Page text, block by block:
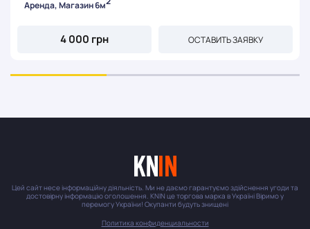
Аренда, Магазин 6м
4 000 грн ОСТАВИТЬ ЗАЯВКУ
Цей сайт несе інформаційну діяльність. Ми не даємо гарантуємо здійснення угоди та
достовірну інформацію оголошення. KNIN це торгова марка в Україні Віримо у
перемогу України! Окупанти будуть знищені
Политика конфиденциальности